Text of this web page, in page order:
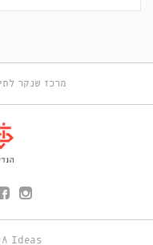
מרכז שנקר
Ideas